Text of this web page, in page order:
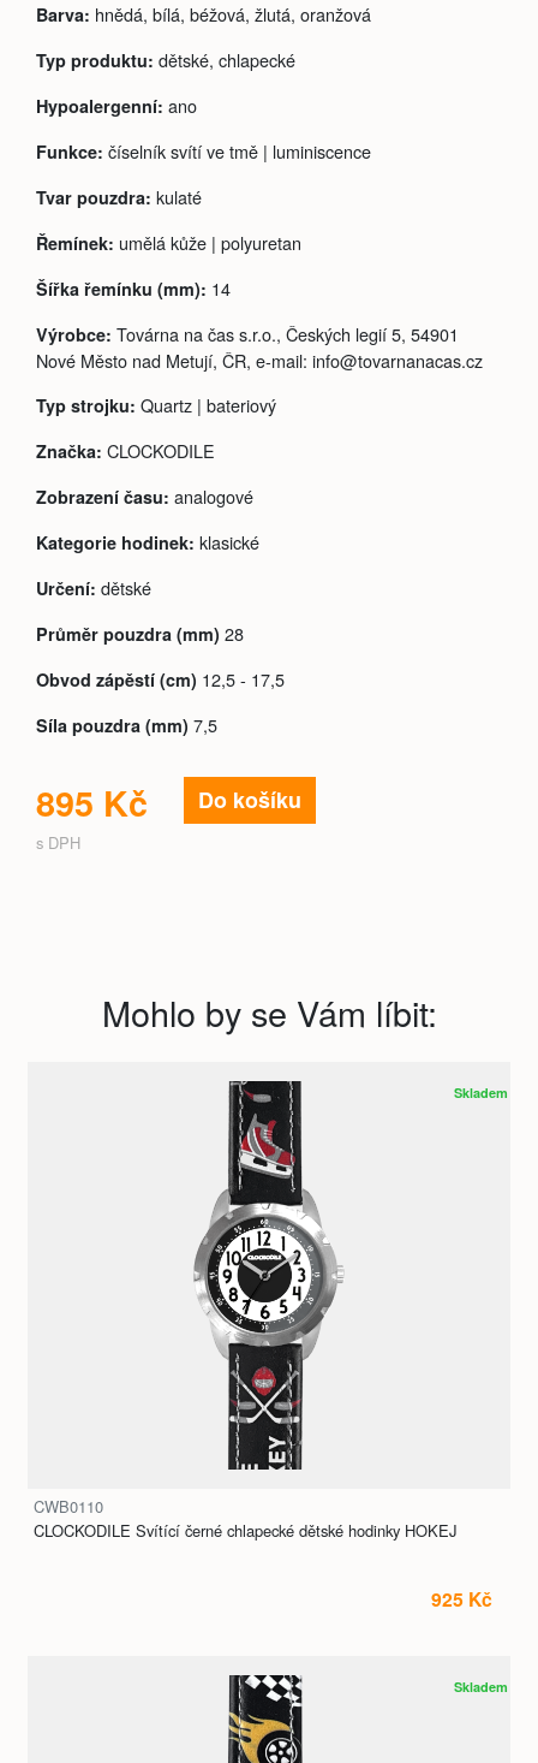
Barva: hnědá, bílá, béžová, žlutá, oranžová
Typ produktu: dětské, chlapecké
Hypoalergenní: ano
Funkce: číselník svítí ve tmě | luminiscence
Tvar pouzdra: kulaté
Řemínek: umělá kůže | polyuretan
Šířka řemínku (mm): 14
Výrobce: Továrna na čas s.r.o., Českých legií 5, 54901
Nové Město nad Metují, ČR, e-mail: info@tovarnanacas.cz
Typ strojku: Quartz | bateriový
Značka: CLOCKODILE
Zobrazení času: analogové
Kategorie hodinek: klasické
Určení: dětské
Průměr pouzdra (mm) 28
Obvod zápěstí (cm) 12,5 - 17,5
Síla pouzdra (mm) 7,5
895 Kč
s DPH
Do košíku
Mohlo by se Vám líbit:
Skladem
CWB0110
CLOCKODILE Svítící černé chlapecké dětské hodinky HOKEJ
925 Kč
Skladem